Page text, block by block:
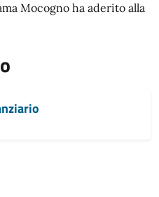
Mocogno ha aderito alla